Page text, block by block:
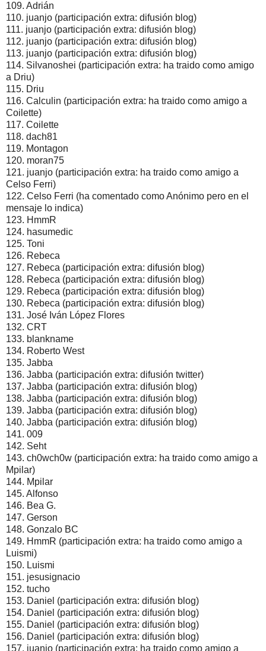
109. Adrián
110. juanjo (participación extra: difusión blog)
111. juanjo (participación extra: difusión blog)
112. juanjo (participación extra: difusión blog)
113. juanjo (participación extra: difusión blog)
114. Silvanoshei (participación extra: ha traido como amigo
a Driu)
115. Driu
116. Calculin (participación extra: ha traido como amigo a
Coilette)
117. Coilette
118. dach81
119. Montagon
120. moran75
121. juanjo (participación extra: ha traido como amigo a
Celso Ferri)
122. Celso Ferri (ha comentado como Anónimo pero en el
mensaje lo indica)
123. HmmR
124. hasumedic
125. Toni
126. Rebeca
127. Rebeca (participación extra: difusión blog)
128. Rebeca (participación extra: difusión blog)
129. Rebeca (participación extra: difusión blog)
130. Rebeca (participación extra: difusión blog)
131. José Iván López Flores
132. CRT
133. blankname
134. Roberto West
135. Jabba
136. Jabba (participación extra: difusión twitter)
137. Jabba (participación extra: difusión blog)
138. Jabba (participación extra: difusión blog)
139. Jabba (participación extra: difusión blog)
140. Jabba (participación extra: difusión blog)
141. 009
142. Seht
143. ch0wch0w (participación extra: ha traido como amigo a
Mpilar)
144. Mpilar
145. Alfonso
146. Bea G.
147. Gerson
148. Gonzalo BC
149. HmmR (participación extra: ha traido como amigo a
Luismi)
150. Luismi
151. jesusignacio
152. tucho
153. Daniel (participación extra: difusión blog)
154. Daniel (participación extra: difusión blog)
155. Daniel (participación extra: difusión blog)
156. Daniel (participación extra: difusión blog)
157. juanjo (participación extra: ha traido como amigo a